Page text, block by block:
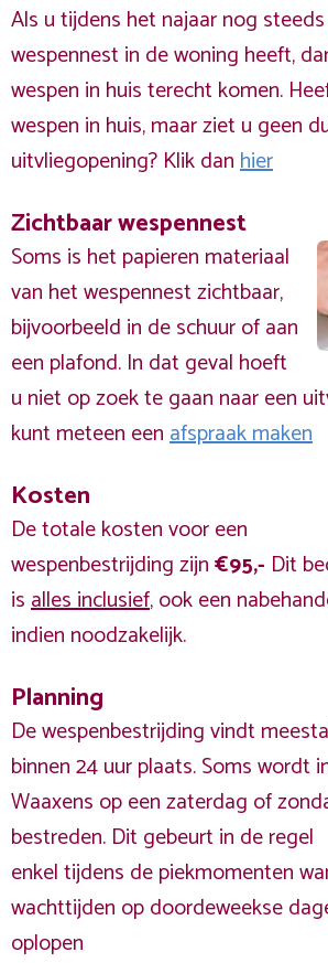
Als u tijdens het najaar nog
wespennest in de woning heeft,
wespen in huis terecht komen.
wespen in huis, maar ziet u geen
uitvliegopening? Klik danhier
Zichtbaar wespennest
Soms is het papieren materiaal
van het wespennest zichtbaar,
bijvoorbeeld in de schuur of aan
een plafond. In dat geval hoeft
u niet op zoek te gaan naar een
kunt meteen eenafspraak maken
Kosten
De totale kosten voor een
wespenbestrijding zijn€95,- Dit
isalles inclusief, ook een
indien noodzakelijk.
Planning
De wespenbestrijding vindt
binnen 24 uur plaats. Soms wordt
Waaxens op een zaterdag of
bestreden. Dit gebeurt in de regel
enkel tijdens de piekmomenten
wachttijden op doordeweekse
oplopen